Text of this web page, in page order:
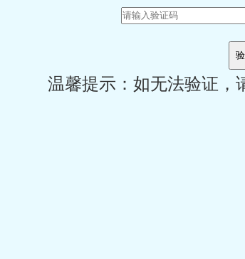
温馨提示：如无法验证，